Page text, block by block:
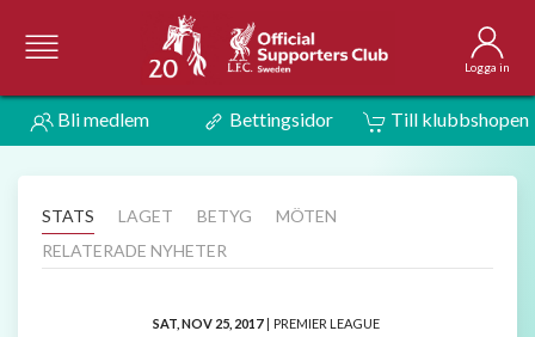
Logga in
Bli medlem Bettingsidor Till klubbshopen
STATS LAGET BETYG
MÖTEN
RELATERADE NYHETER
SAT, NOV 25, 2017 | PREMIER LEAGUE